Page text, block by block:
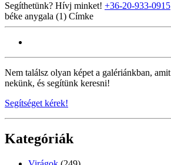
Segíthetünk? Hívj minket! +36-20-933-0915
béke anygala (1) Címke
Nem találsz olyan képet a galériánkban,
nekünk, és segítünk keresni!
Segítséget kérek!
Kategóriák